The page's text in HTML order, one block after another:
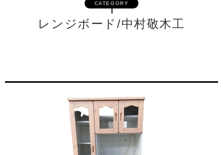
CATEGORY
レンジボード/中村敬木工